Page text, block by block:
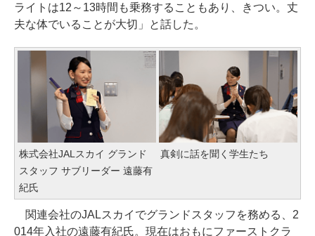
ライトは12～13時間も乗務することもあり、きつい。丈
夫な体でいることが大切」と話した。
株式会社JALスカイ グランド
スタッフ サブリーダー 遠藤有
紀氏
真剣に話を聞く学生たち
関連会社のJALスカイでグランドスタッフを務める、2
014年入社の遠藤有紀氏。現在はおもにファーストクラ